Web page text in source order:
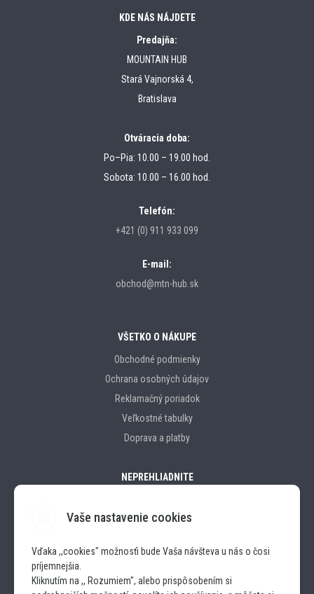
Vaše nastavenie cookies
Vďaka ,,cookies" možnosťi bude Vaša návšteva u nás o čosi
príjemnejšia.
Kliknutím na ,, Rozumiem", alebo prispôsobením si
KDE NÁS NÁJDETE
Predajňa:
MOUNTAIN HUB
Stará Vajnorská 4,
Bratislava
Otváracia doba:
Po–Pia: 10.00 – 19.00 hod.
Sobota: 10.00 – 16.00 hod.
Telefón:
+421 (0) 911 933 099
E-mail:
obchod@mtn-hub.sk
VŠETKO O NÁKUPE
Obchodné podmienky
Ochrana osobných údajov
Reklamačný poriadok
Veľkostné tabulky
Doprava a platby
NEPREHLIADNITE